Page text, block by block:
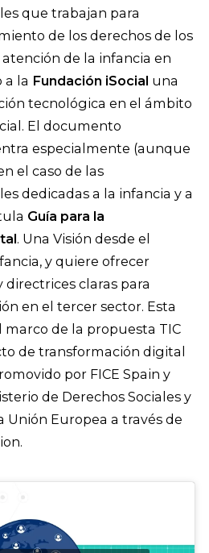
que trabajan para
de los derechos de los
de la infancia en
a la Fundación iSocial una
tecnológica en el ámbito
El documento
especialmente (aunque
el caso de las
dedicadas a la infancia y a
Guía para la
. Una Visión desde el
y quiere ofrecer
claras para
en el tercer sector. Esta
marco de la propuesta TIC
de transformación digital
por FICE Spain y
de Derechos Sociales y
Unión Europea a través de